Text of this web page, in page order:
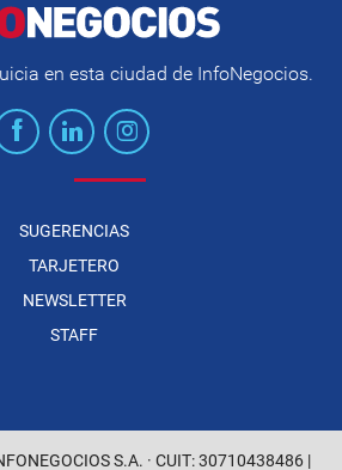
en esta ciudad de InfoNegocios.
SUGERENCIAS
TARJETERO
NEWSLETTER
STAFF
S.A. · CUIT: 30710438486 |